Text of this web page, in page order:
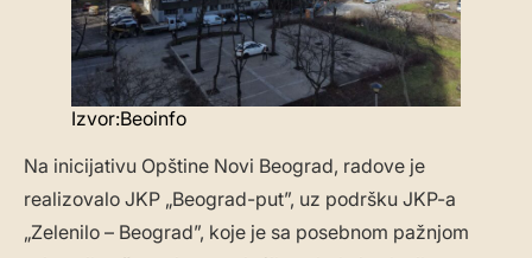
Izvor:Beoinfo
Na inicijativu Opštine Novi Beograd, radove je
realizovalo JKP „Beograd-put”, uz podršku JKP-a
„Zelenilo – Beograd”, koje je sa posebnom pažnjom